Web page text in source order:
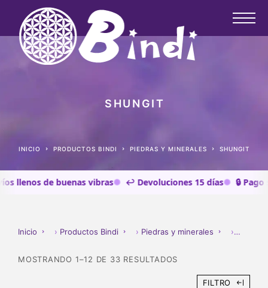
SHUNGIT
INICIO PRODUCTOS BINDI PIEDRAS Y MINERALES SHUNGIT
de buenas vibras ↩️ Devoluciones 15 días 🔒 Pago
Inicio › Productos Bindi › Piedras y minerales ›
MOSTRANDO 1–12 DE 33 RESULTADOS
FILTRO